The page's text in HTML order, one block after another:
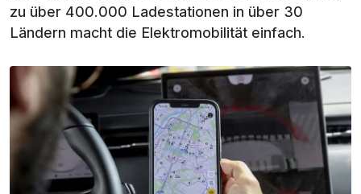
zu über 400.000 Ladestationen in über 30
Ländern macht die Elektromobilität einfach.